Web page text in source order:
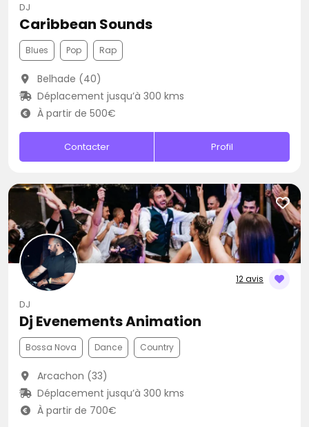
DJ
Caribbean Sounds
Blues Pop Rap
Belhade (40)
Déplacement jusqu’à 300 kms
À partir de 500€
Contacter Profil
12 avis
DJ
Dj Evenements Animation
Bossa Nova Dance Country
Arcachon (33)
Déplacement jusqu’à 300 kms
À partir de 700€